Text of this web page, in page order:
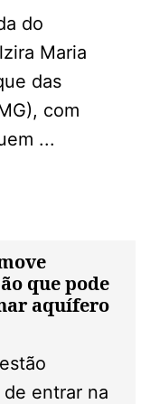
do
Maria
das
com
...
que pode
aquífero
entrar na